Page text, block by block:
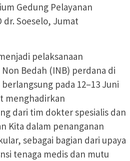
Gedung Pelayanan
dr. Soeselo, Jumat
pelaksanaan
Bedah (INB) perdana di
berlangsung pada 12–13 Juni
menghadirkan
dari tim dokter spesialis dan
Kita dalam penanganan
sebagai bagian dari upaya
tenaga medis dan mutu